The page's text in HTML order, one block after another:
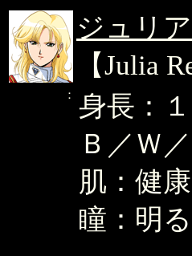
ジュリ
【Julia
：
身長：
Ｂ／Ｗ
肌：健
瞳：明